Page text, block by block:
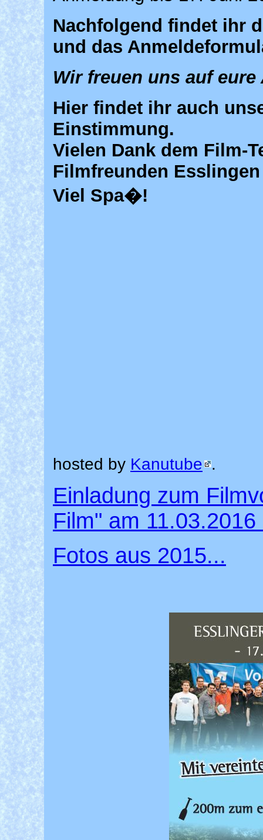
Nachfolgend findet ihr
und das
Wir freuen uns auf
Hier findet ihr auch
Einstimmung.
Vielen Dank dem Film-
Filmfreunden Esslingen
Viel Spa�!
hosted by Kanutube .
Einladung zum
Film" am
Fotos aus 2015...